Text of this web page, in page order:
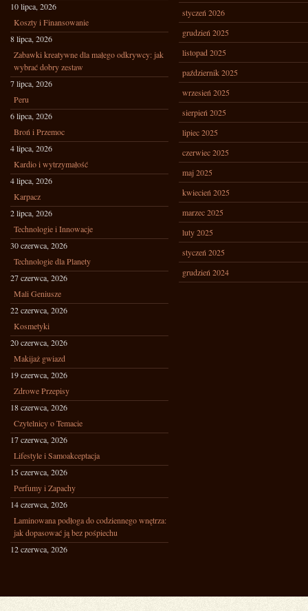
10 lipca, 2026
Koszty i Finansowanie
8 lipca, 2026
Zabawki kreatywne dla małego odkrywcy: jak
wybrać dobry zestaw
7 lipca, 2026
Peru
6 lipca, 2026
Broń i Przemoc
4 lipca, 2026
Kardio i wytrzymałość
4 lipca, 2026
Karpacz
2 lipca, 2026
Technologie i Innowacje
30 czerwca, 2026
Technologie dla Planety
27 czerwca, 2026
Mali Geniusze
22 czerwca, 2026
Kosmetyki
20 czerwca, 2026
Makijaż gwiazd
19 czerwca, 2026
Zdrowe Przepisy
18 czerwca, 2026
Czytelnicy o Temacie
17 czerwca, 2026
Lifestyle i Samoakceptacja
15 czerwca, 2026
Perfumy i Zapachy
14 czerwca, 2026
Laminowana podłoga do codziennego wnętrza:
jak dopasować ją bez pośpiechu
12 czerwca, 2026
styczeń 2026
grudzień 2025
listopad 2025
październik 2025
wrzesień 2025
sierpień 2025
lipiec 2025
czerwiec 2025
maj 2025
kwiecień 2025
marzec 2025
luty 2025
styczeń 2025
grudzień 2024